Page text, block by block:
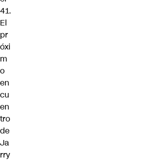
41.
El
pr
óxi
m
o
en
cu
en
tro
de
Ja
rry